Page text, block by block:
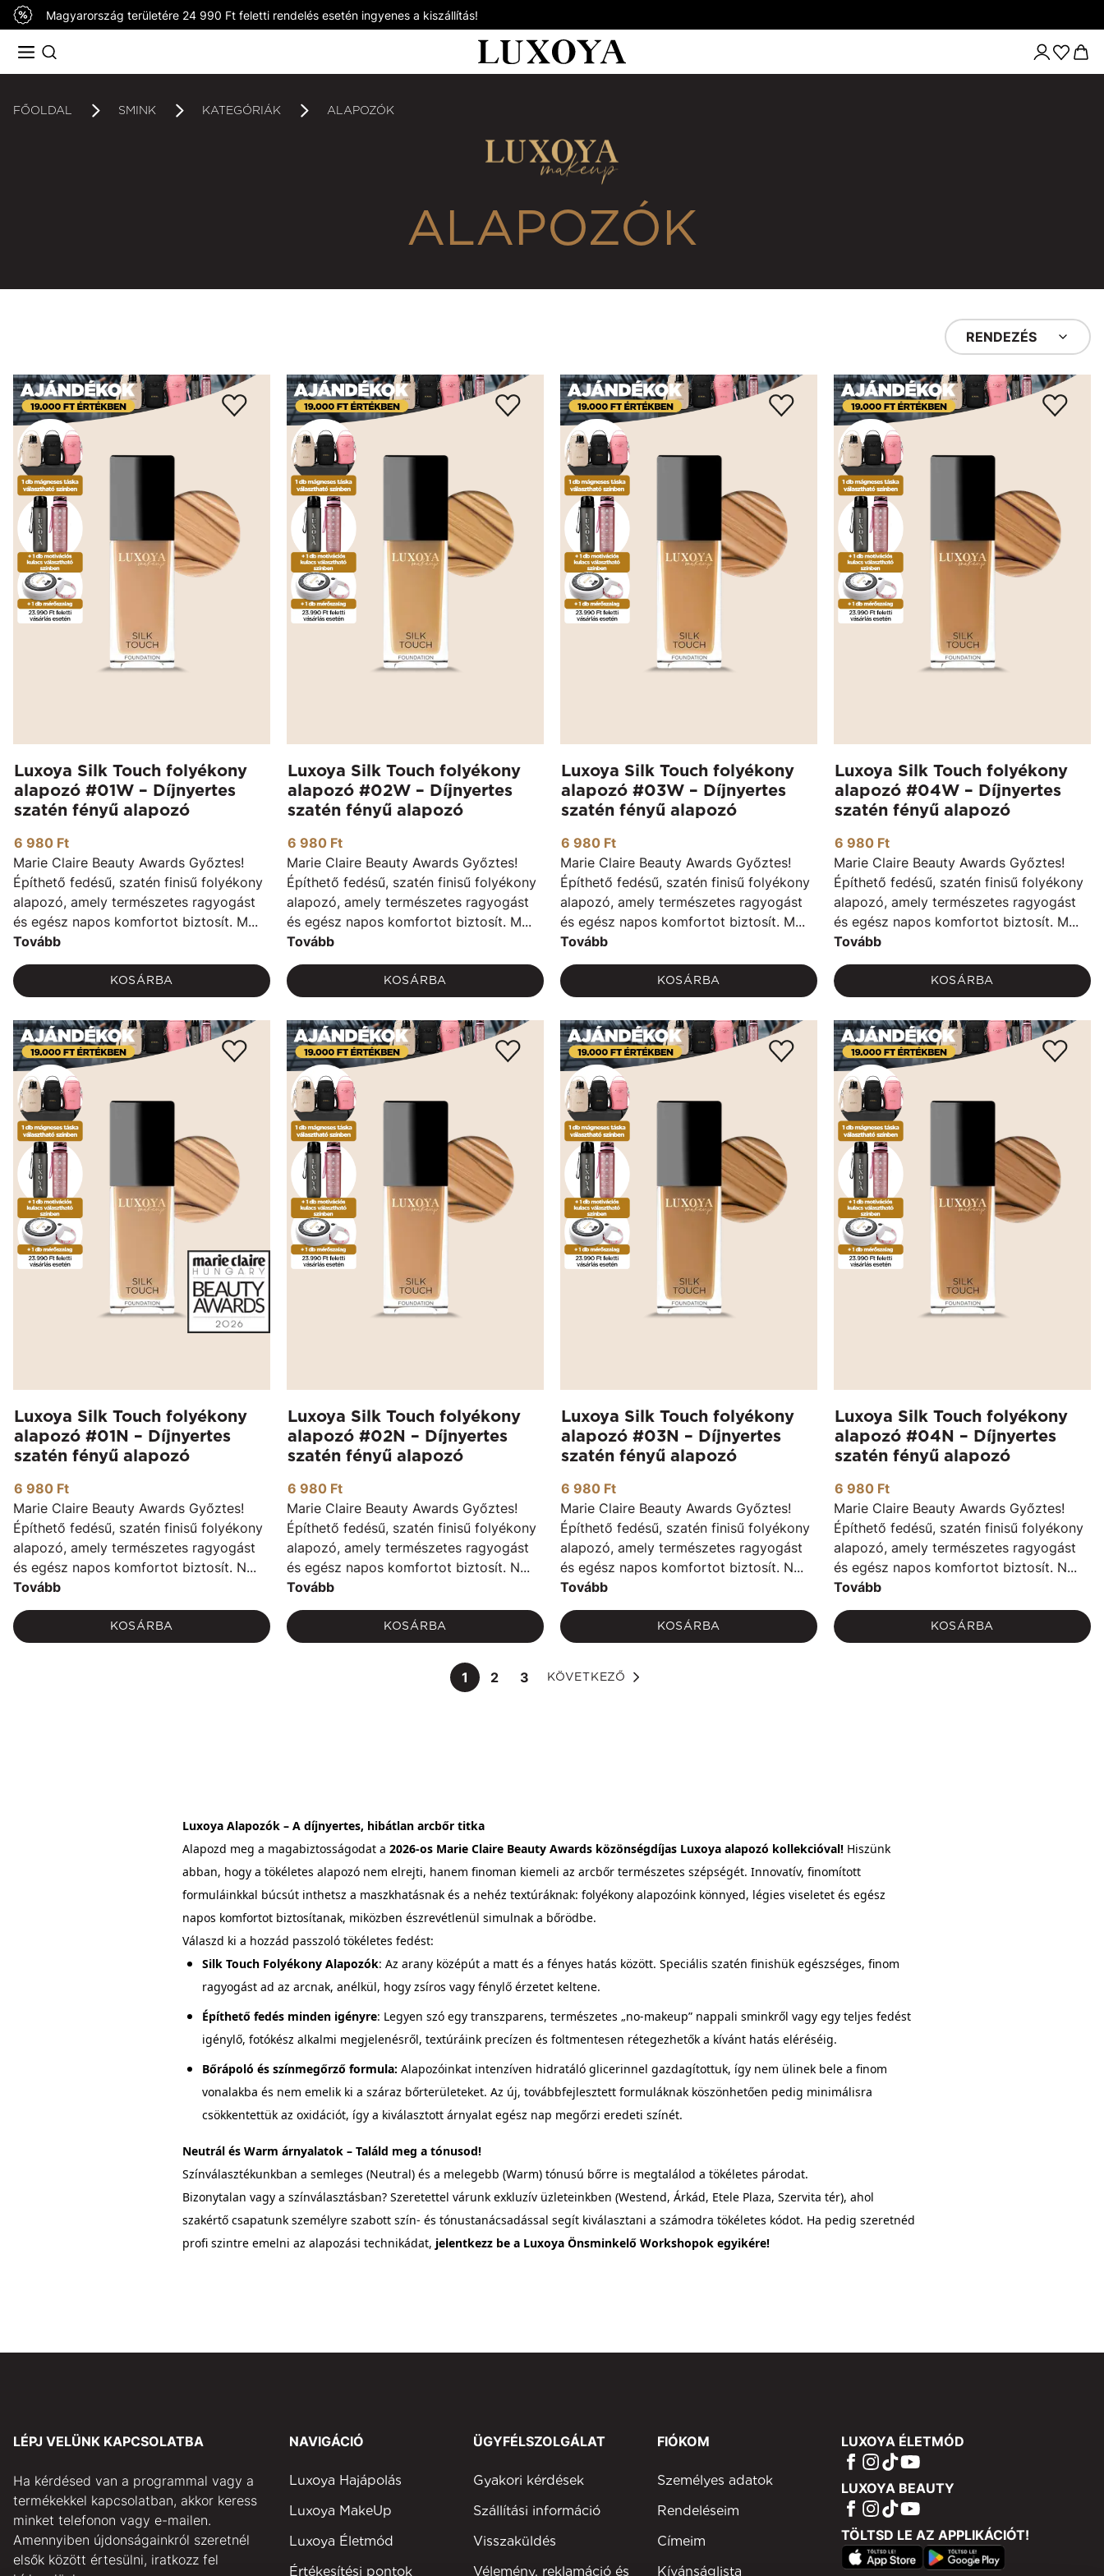
Magyarország területére 24 990 Ft feletti rendelés esetén ingyenes a kiszállítás!
FŐOLDAL SMINK KATEGÓRIÁK ALAPOZÓK
ALAPOZÓK
RENDEZÉS
Luxoya Silk Touch folyékony
alapozó #01W – Díjnyertes
szatén fényű alapozó
6 980 Ft
Marie Claire Beauty Awards Győztes!
Építhető fedésű, szatén finisű folyékony
alapozó, amely természetes ragyogást
és egész napos komfortot biztosít. M...
Tovább
KOSÁRBA
Luxoya Silk Touch folyékony
alapozó #02W – Díjnyertes
szatén fényű alapozó
6 980 Ft
Marie Claire Beauty Awards Győztes!
Építhető fedésű, szatén finisű folyékony
alapozó, amely természetes ragyogást
és egész napos komfortot biztosít. M...
Tovább
KOSÁRBA
Luxoya Silk Touch folyékony
alapozó #03W – Díjnyertes
szatén fényű alapozó
6 980 Ft
Marie Claire Beauty Awards Győztes!
Építhető fedésű, szatén finisű folyékony
alapozó, amely természetes ragyogást
és egész napos komfortot biztosít. M...
Tovább
KOSÁRBA
Luxoya Silk Touch folyékony
alapozó #04W – Díjnyertes
szatén fényű alapozó
6 980 Ft
Marie Claire Beauty Awards Győztes!
Építhető fedésű, szatén finisű folyékony
alapozó, amely természetes ragyogást
és egész napos komfortot biztosít. M...
Tovább
KOSÁRBA
Luxoya Silk Touch folyékony
alapozó #01N – Díjnyertes
szatén fényű alapozó
6 980 Ft
Marie Claire Beauty Awards Győztes!
Építhető fedésű, szatén finisű folyékony
alapozó, amely természetes ragyogást
és egész napos komfortot biztosít. N...
Tovább
KOSÁRBA
Luxoya Silk Touch folyékony
alapozó #02N – Díjnyertes
szatén fényű alapozó
6 980 Ft
Marie Claire Beauty Awards Győztes!
Építhető fedésű, szatén finisű folyékony
alapozó, amely természetes ragyogást
és egész napos komfortot biztosít. N...
Tovább
KOSÁRBA
Luxoya Silk Touch folyékony
alapozó #03N – Díjnyertes
szatén fényű alapozó
6 980 Ft
Marie Claire Beauty Awards Győztes!
Építhető fedésű, szatén finisű folyékony
alapozó, amely természetes ragyogást
és egész napos komfortot biztosít. N...
Tovább
KOSÁRBA
Luxoya Silk Touch folyékony
alapozó #04N – Díjnyertes
szatén fényű alapozó
6 980 Ft
Marie Claire Beauty Awards Győztes!
Építhető fedésű, szatén finisű folyékony
alapozó, amely természetes ragyogást
és egész napos komfortot biztosít. N...
Tovább
KOSÁRBA
1 2 3 KÖVETKEZŐ
Luxoya Alapozók – A díjnyertes, hibátlan arcbőr titka
Alapozd meg a magabiztosságodat a 2026-os Marie Claire Beauty Awards közönségdíjas Luxoya alapozó kollekcióval! Hiszünk
abban, hogy a tökéletes alapozó nem elrejti, hanem finoman kiemeli az arcbőr természetes szépségét. Innovatív, finomított
formuláinkkal búcsút inthetsz a maszkhatásnak és a nehéz textúráknak: folyékony alapozóink könnyed, légies viseletet és egész
napos komfortot biztosítanak, miközben észrevétlenül simulnak a bőrödbe.
Válaszd ki a hozzád passzoló tökéletes fedést:
Silk Touch Folyékony Alapozók: Az arany középút a matt és a fényes hatás között. Speciális szatén finishük egészséges, finom
ragyogást ad az arcnak, anélkül, hogy zsíros vagy fénylő érzetet keltene.
Építhető fedés minden igényre: Legyen szó egy transzparens, természetes „no-makeup” nappali sminkről vagy egy teljes fedést
igénylő, fotókész alkalmi megjelenésről, textúráink precízen és foltmentesen rétegezhetők a kívánt hatás eléréséig.
Bőrápoló és színmegőrző formula: Alapozóinkat intenzíven hidratáló glicerinnel gazdagítottuk, így nem ülinek bele a finom
vonalakba és nem emelik ki a száraz bőrterületeket. Az új, továbbfejlesztett formuláknak köszönhetően pedig minimálisra
csökkentettük az oxidációt, így a kiválasztott árnyalat egész nap megőrzi eredeti színét.
Neutrál és Warm árnyalatok – Találd meg a tónusod!
Színválasztékunkban a semleges (Neutral) és a melegebb (Warm) tónusú bőrre is megtalálod a tökéletes párodat.
Bizonytalan vagy a színválasztásban? Szeretettel várunk exkluzív üzleteinkben (Westend, Árkád, Etele Plaza, Szervita tér), ahol
szakértő csapatunk személyre szabott szín- és tónustanácsadással segít kiválasztani a számodra tökéletes kódot. Ha pedig szeretnéd
profi szintre emelni az alapozási technikádat, jelentkezz be a Luxoya Önsminkelő Workshopok egyikére!
LÉPJ VELÜNK KAPCSOLATBA
Ha kérdésed van a programmal vagy a
termékekkel kapcsolatban, akkor keress
minket telefonon vagy e-mailen.
Amennyiben újdonságainkról szeretnél
elsők között értesülni, iratkozz fel
NAVIGÁCIÓ
Luxoya Hajápolás
Luxoya MakeUp
Luxoya Életmód
Értékesítési pontok
ÜGYFÉLSZOLGÁLAT
Gyakori kérdések
Szállítási információ
Visszaküldés
Vélemény, reklamáció és
FIÓKOM
Személyes adatok
Rendeléseim
Címeim
Kívánságlista
LUXOYA ÉLETMÓD
LUXOYA BEAUTY
TÖLTSD LE AZ APPLIKÁCIÓT!